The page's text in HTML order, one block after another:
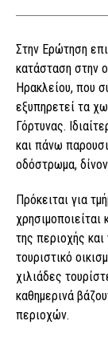
Στην Ερώτηση
κατάσταση στην
Ηρακλείου, που
εξυπηρετεί τα
Γόρτυνας.
και πάνω
οδόστρωμα,
Πρόκειται για
χρησιμοποιείται
της περιοχής
τουριστικό
χιλιάδες
καθημερινά
περιοχών.